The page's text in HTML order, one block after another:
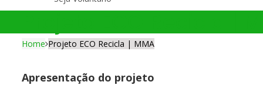
Home Projeto ECO Recicla | MMA
Apresentação do projeto